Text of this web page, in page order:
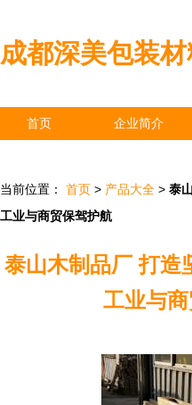
成都深美包装
首页 企业简介
当前位置： 首页 > 产品大全 > 泰
工业与商贸保驾护航
泰山木制品厂 打造
工业与